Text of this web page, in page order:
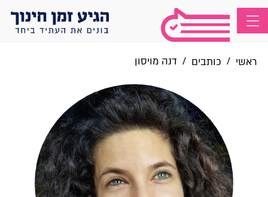
ראשי / כותבים / דנה מויסון